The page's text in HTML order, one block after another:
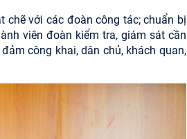
với các đoàn công tác; chuẩn bị
viên đoàn kiểm tra, giám sát cần
công khai, dân chủ, khách quan,